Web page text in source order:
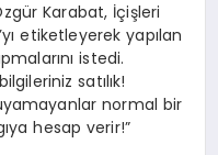
Karabat, İçişleri
etiketleyerek yapılan
istedi.
satılık!
normal bir
hesap verir!”